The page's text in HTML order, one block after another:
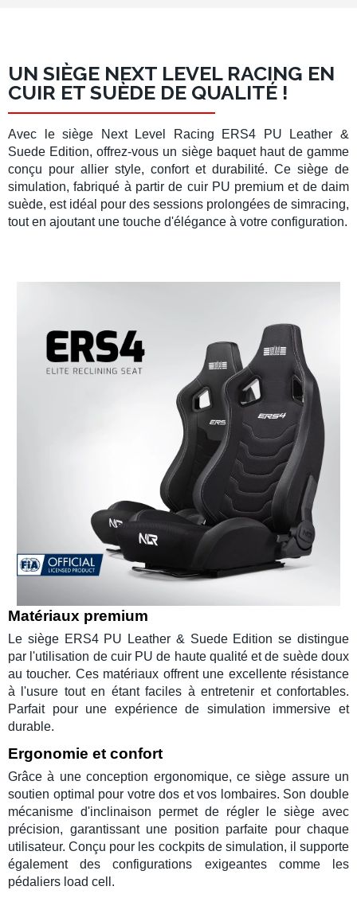
UN SIÈGE NEXT LEVEL RACING EN
CUIR ET SUÈDE DE QUALITÉ !
Avec lesiège Next Level Racing ERS4 PU Leather &
Suede Edition, offrez-vous un siège baquethaut de gamme
conçu pour allier style, confort et durabilité. Ce siège de
simulation, fabriqué à partir de cuir PU premium et de daim
suède, est idéal pour des sessions prolongées de simracing,
tout en ajoutant une touche d'élégance à votre configuration.
Matériaux premium
Le siège ERS4 PU Leather & Suede Edition se distingue
par l'utilisation de cuir PU de haute qualité et de suède doux
au toucher. Ces matériaux offrent une excellente résistance
à l'usure tout en étant faciles à entretenir et confortables.
Parfait pour une expérience de simulation immersive et
durable.
Ergonomie et confort
Grâce à une conception ergonomique, cesiège assure un
soutien optimal pour votre dos et vos lombaires. Son double
mécanisme d'inclinaison permet de régler le siège avec
précision, garantissant une position parfaite pour chaque
utilisateur. Conçu pour les cockpits de simulation, il supporte
également des configurations exigeantes comme les
pédaliers load cell .